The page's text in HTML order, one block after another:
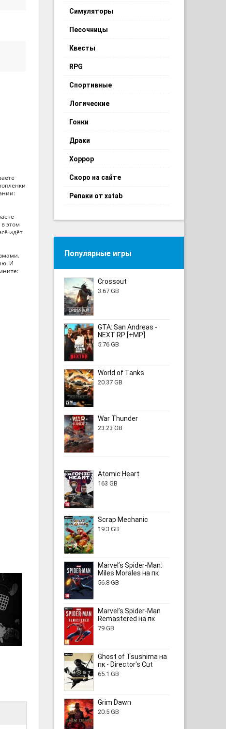
этом
идёт
И
Симуляторы
Песочницы
Квесты
RPG
Спортивные
Логические
Гонки
Драки
Хоррор
Скоро на сайте
Репаки от xatab
Популярные игры
Crossout
3.67 GB
GTA: San Andreas -
NEXT RP [+MP]
5.76 GB
World of Tanks
20.37 GB
War Thunder
23.23 GB
Atomic Heart
163 GB
Scrap Mechanic
19.3 GB
Marvel’s Spider-Man:
Miles Morales на пк
56.8 GB
Marvel’s Spider-Man
Remastered на пк
79 GB
Ghost of Tsushima на
пк - Director's Cut
65.1 GB
Grim Dawn
20.5 GB